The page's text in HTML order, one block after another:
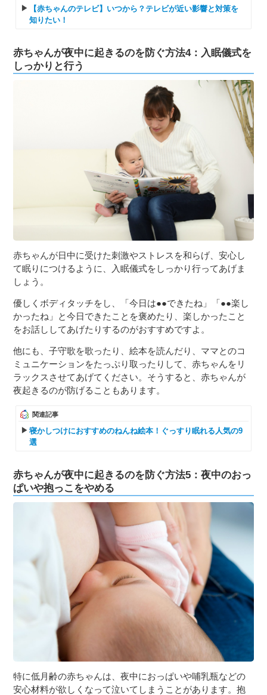
【赤ちゃんのテレビ】いつから？テレビが近い影響と対策を
知りたい！
赤ちゃんが夜中に起きるのを防ぐ方法4：入眠儀式を
しっかりと行う
赤ちゃんが日中に受けた刺激やストレスを和らげ、安心し
て眠りにつけるように、入眠儀式をしっかり行ってあげま
しょう。
優しくボディタッチをし、「今日は●●できたね」「●●楽し
かったね」と今日できたことを褒めたり、楽しかったこと
をお話ししてあげたりするのがおすすめですよ。
他にも、子守歌を歌ったり、絵本を読んだり、ママとのコ
ミュニケーションをたっぷり取ったりして、赤ちゃんをリ
ラックスさせてあげてください。そうすると、赤ちゃんが
夜起きるのが防げることもあります。
関連記事
寝かしつけにおすすめのねんね絵本！ぐっすり眠れる人気の9
選
赤ちゃんが夜中に起きるのを防ぐ方法5：夜中のおっ
ぱいや抱っこをやめる
特に低月齢の赤ちゃんは、夜中におっぱいや哺乳瓶などの
安心材料が欲しくなって泣いてしまうことがあります。抱